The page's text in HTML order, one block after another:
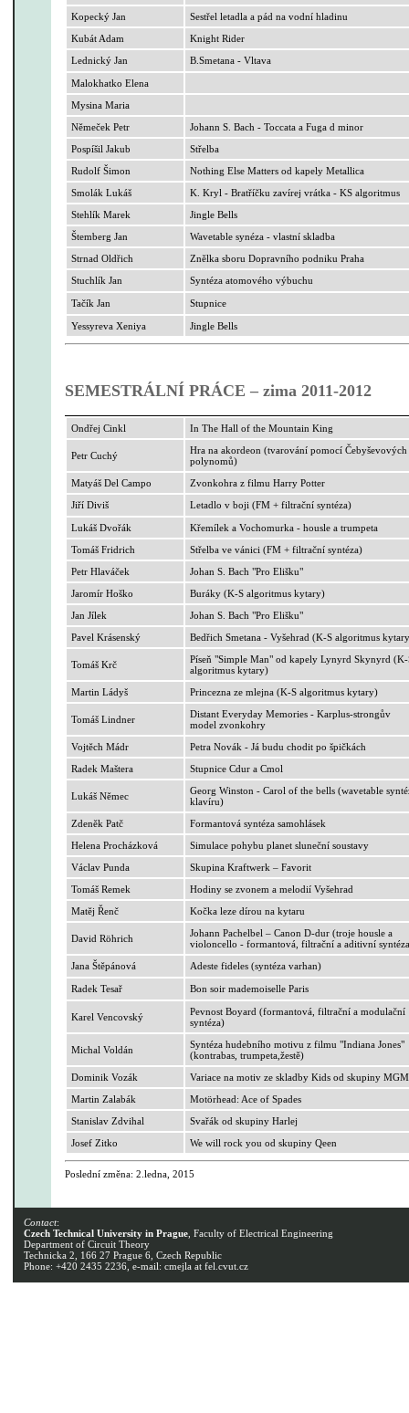
Kopecký Jan
Sestřel letadla a pád na vodní hladinu
Kubát Adam
Knight Rider
Lednický Jan
B.Smetana - Vltava
Malokhatko Elena
Mysina Maria
Němeček Petr
Johann S. Bach - Toccata a Fuga d minor
Pospíšil Jakub
Střelba
Rudolf Šimon
Nothing ElseMatters od kapelyMetallica
Smolák Lukáš
K. Kryl - Bratříčku zavírej vrátka - KS algoritmus
Stehlík Marek
JingleBells
Štemberg Jan Wavetable synéza - vlastní skladba
Strnad Oldřich
Znělka sboru Dopravního podniku Praha
Stuchlík Jan
Syntéza atomového výbuchu
Tačík Jan Stupnice
Yessyreva Xeniya JingleBells
SEMESTRÁLNÍ PRÁCE – zima 2011-2012
Ondřej Cinkl InThe Hall of the Mountain King
PetrCuchý Hra na akordeon (tvarování pomocíČebyševových
polynomů)
MatyášDel Campo Zvonkohra z filmuHarry Potter
Jiří Diviš
Letadlo v boji (FM + filtrační syntéza)
Lukáš Dvořák Křemílek aVochomurka - housle a trumpeta
Tomáš Fridrich
Střelba ve vánici (FM + filtrační syntéza)
Petr Hlaváček
Johan S. Bach "Pro Elišku"
JaromírHoško
Buráky (K-S algoritmus kytary)
Jan Jílek
Johan S. Bach "Pro Elišku"
Pavel Krásenský
Bedřich Smetana - Vyšehrad (K-S algoritmus
Tomáš Krč Píseň "Simple Man" od kapelyLynyrd Skynyrd (K-
algoritmus kytary)
MartinLádyš Princezna zemlejna (K-S algoritmus kytary)
TomášLindner Distant Everyday Memories -Karplus-strongův
model zvonkohry
Vojtěch Mádr
Petra Novák - Já budu chodit po špičkách
Radek Maštera
StupniceCdur aCmol
Lukáš Němec Georg Winston - Carolof the bells (wavetable
klavíru)
ZdeněkPatč
Formantová syntéza samohlásek
Helena Procházková
Simulace pohybu planet sluneční soustavy
VáclavPunda SkupinaKraftwerk – Favorit
Tomáš Remek
Hodiny se zvonem a melodií Vyšehrad
MatějŘenč Kočka leze dírou na kytaru
DavidRöhrich JohannPachelbel – Canon D-dur (troje housle a
violoncello - formantová, filtrační a aditivní
Jana Štěpánová
Adeste fideles (syntéza varhan)
Radek Tesař Bonsoir mademoiselle Paris
Karel Vencovský PevnostBoyard (formantová, filtrační a modulační
syntéza)
Michal Voldán
Syntéza hudebního motivu z filmu "Indiana Jones"
(kontrabas,trumpeta,žestě)
DominikVozák Variace na motiv ze skladbyKids od skupiny
MartinZalabák Motörhead : Ace of Spades
Stanislav Zdvihal
Svařák od skupinyHarlej
Josef Zitko
We will rockyou od skupinyQeen
Poslední změna:2.ledna , 2015
Contact:
CzechTechnical University in Prague ,Faculty of Electrical Engineering
Departmentof Circuit Theory
Technicka 2, 166 27 Prague 6, Czech Republic
Phone: +420 2435 2236, e-mail:cmejla at fel.cvut.cz